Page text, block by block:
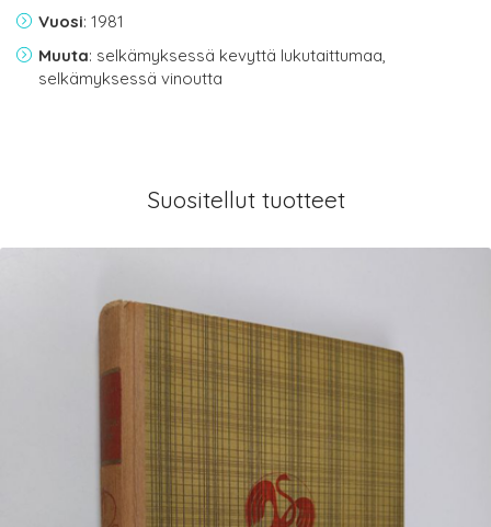
Vuosi: 1981
Muuta: selkämyksessä kevyttä lukutaittumaa,
selkämyksessä vinoutta
Suositellut tuotteet